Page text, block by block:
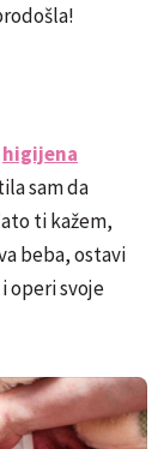
higijena
sam da
ti kažem,
beba, ostavi
operi svoje